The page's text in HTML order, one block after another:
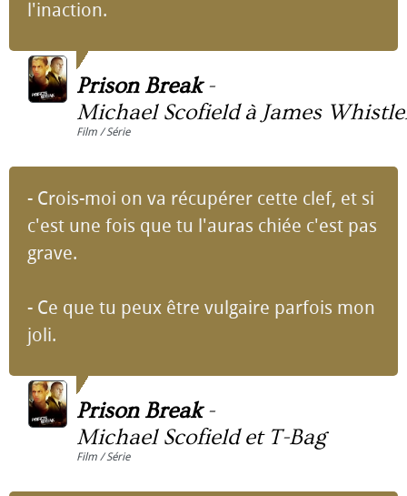
l'inaction.
Prison Break-
Michael Scofield à James
Film / Série
- Crois-moi on va récupérer cette clef, et si
c'est une fois que tu l'auras chiée c'est pas
grave.
- Ce que tu peux être vulgaire parfois mon
joli.
Prison Break-
Michael Scofield et T-Bag
Film / Série